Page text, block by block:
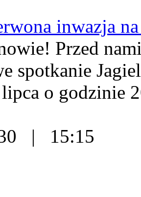
inwazja
Przed
spotkanie
o godzinie
| 15:15